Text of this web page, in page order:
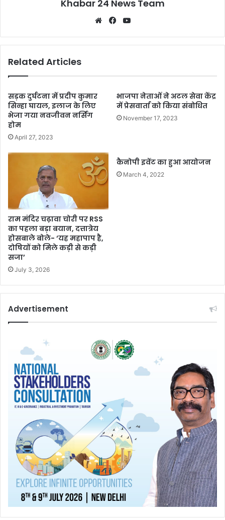
Khabar 24 News Team
WebsiteFacebook
Related Articles
सड़क दुर्घटना में प्रदीप कुमार
सिन्हा घायल, इलाज के लिए
भेजा गया नवजीवन नर्सिंग
होम
April 27, 2023
भाजपा नेताओं ने अटल सेवा केंद्र
में प्रेसवार्ता को किया संबोधित
November 17, 2023
राम मंदिर चढ़ावा चोरी पर RSS
का पहला बड़ा बयान, दत्तात्रेय
होसबाले बोले- ‘यह महापाप है,
दोषियों को मिले कड़ी से कड़ी
सजा’
July 3, 2026
कैनोपी इवेंट का हुआ आयोजन
March 4, 2022
Advertisement